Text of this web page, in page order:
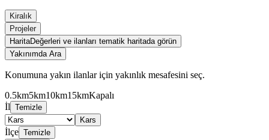
Kiralık
Projeler
HaritaDeğerleri ve ilanları tematik haritada görün
Yakınımda Ara
Konumuna yakın ilanlar için yakınlık mesafesini seç.
0.5km5km10km15kmKapalı
İl Temizle
Kars
İlçe Temizle